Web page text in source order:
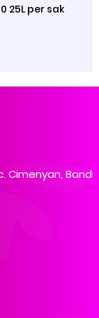
25L per sak
Cimenyan,